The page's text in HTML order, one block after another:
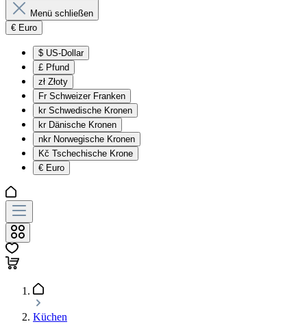
Menü schließen
€ Euro
$ US-Dollar
£ Pfund
zł Złoty
Fr Schweizer Franken
kr Schwedische Kronen
kr Dänische Kronen
nkr Norwegische Kronen
Kč Tschechische Krone
€ Euro
Küchen